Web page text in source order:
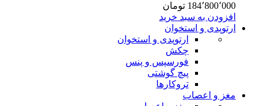
184٬800٬000 تومان
افزودن به سبد خرید
ارتوپدی و استخوان
ارتوپدی و استخوان
چکش
فورسپس و پنس
پیچ گوشتی
تروکارها
مغز و اعصاب